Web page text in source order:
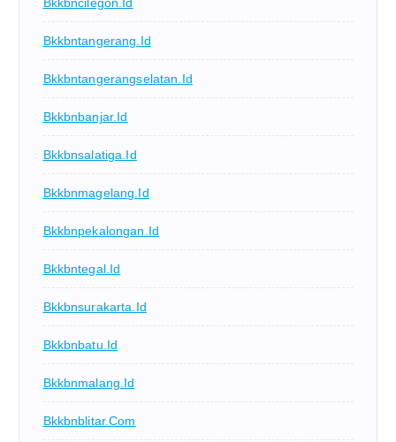
Bkkbncilegon.id
Bkkbntangerang.id
Bkkbntangerangselatan.id
Bkkbnbanjar.id
Bkkbnsalatiga.id
Bkkbnmagelang.id
Bkkbnpekalongan.id
Bkkbntegal.id
Bkkbnsurakarta.id
Bkkbnbatu.id
Bkkbnmalang.id
Bkkbnblitar.com